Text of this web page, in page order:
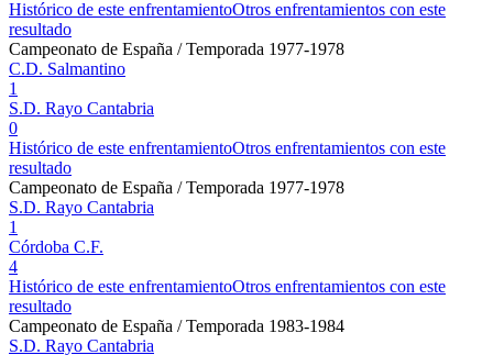
Histórico de este enfrentamientoOtros enfrentamientos con este
resultado
Campeonato de España / Temporada 1977-1978
C.D. Salmantino
1
S.D. Rayo Cantabria
0
Histórico de este enfrentamientoOtros enfrentamientos con este
resultado
Campeonato de España / Temporada 1977-1978
S.D. Rayo Cantabria
1
Córdoba C.F.
4
Histórico de este enfrentamientoOtros enfrentamientos con este
resultado
Campeonato de España / Temporada 1983-1984
S.D. Rayo Cantabria